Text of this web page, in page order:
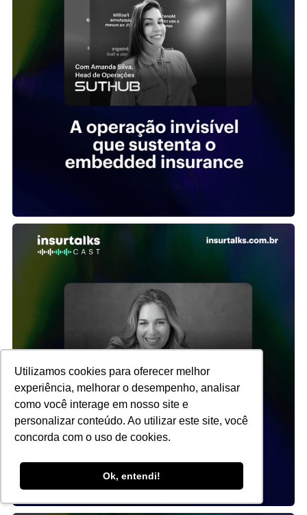
Utilizamos cookies para oferecer melhor
experiência, melhorar o desempenho, analisar
como você interage em nosso site e
personalizar conteúdo. Ao utilizar este site, você
concorda com o uso de cookies.
Ok, entendi!